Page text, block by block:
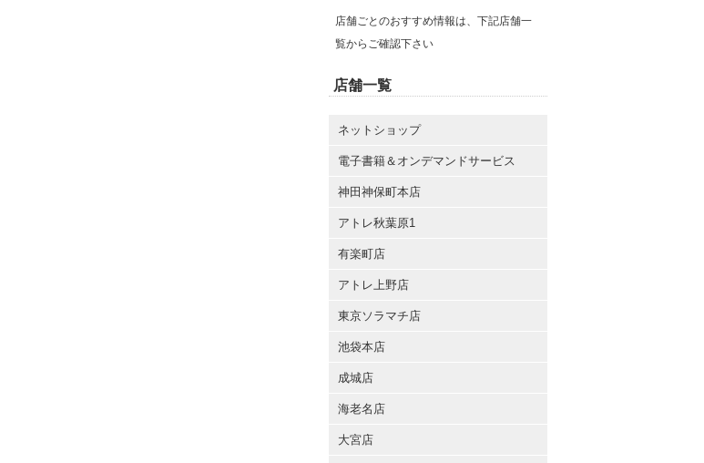
店舗ごとのおすすめ情報は、下記店舗一
覧からご確認下さい
店舗一覧
ネットショップ
電子書籍＆オンデマンドサービス
神田神保町本店
アトレ秋葉原1
有楽町店
アトレ上野店
東京ソラマチ店
池袋本店
成城店
海老名店
大宮店